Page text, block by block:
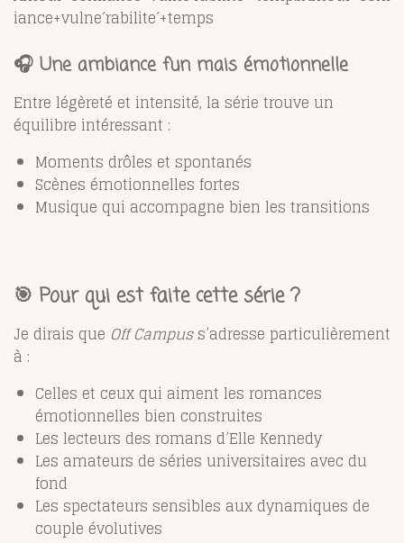
iance+vulneˊrabiliteˊ+temps
🎧 Une ambiance fun mais émotionnelle
Entre légèreté et intensité, la série trouve un
équilibre intéressant :
Moments drôles et spontanés
Scènes émotionnelles fortes
Musique qui accompagne bien les transitions
🎯 Pour qui est faite cette série ?
Je dirais que Off Campuss’adresse particulièrement
à :
Celles et ceux qui aiment les romances
émotionnelles bien construites
Les lecteurs des romans d’Elle Kennedy
Les amateurs de séries universitaires avec du
fond
Les spectateurs sensibles aux dynamiques de
couple évolutives